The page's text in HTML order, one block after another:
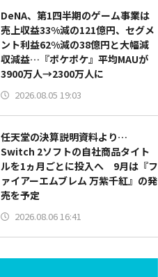
DeNA、第1四半期のゲーム事業は
売上収益33%減の121億円、セグメ
ント利益62%減の38億円と大幅減
収減益…『ポケポケ』平均MAUが
3900万人→2300万人に
2026.08.05 19:03
任天堂の決算説明資料より…
Switch 2ソフトの自社商品タイト
ルを1ヵ月ごとに投入へ 9月は『フ
ァイアーエムブレム 万紫千紅』の発
売を予定
2026.08.06 16:41